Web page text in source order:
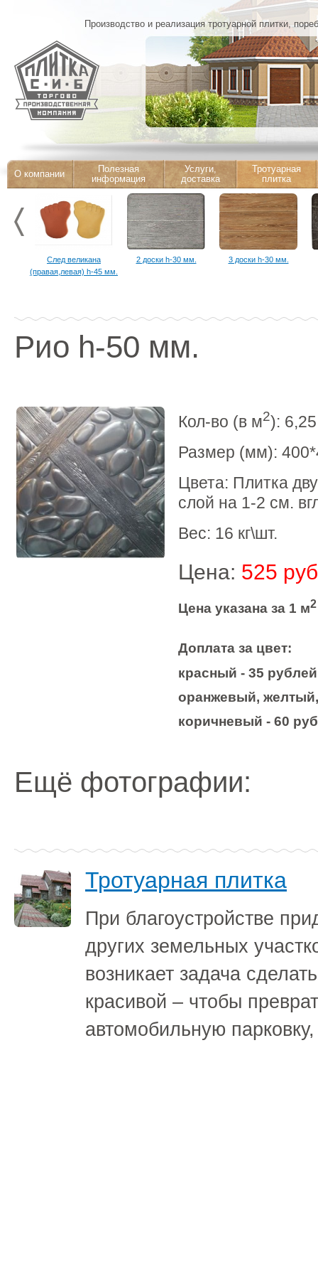
Производство и реализация тротуарной плитки,
О компании
Полезная
информация
Услуги,
доставка
Тротуарная
плитка
След великана
(правая,левая) h-45 мм.
2 доски h-30 мм. 3 доски h-30 мм.
Рио h-50 мм.
Кол-во (в м2):
Размер (мм):
Цвета: Плитка
слой на 1-2 см.
Вес: 16 кг\шт.
Цена: 525
Цена указана за 1 м2
Доплата за цвет:
красный - 35
оранжевый,
коричневый - 60
Ещё фотографии:
Тротуарная плитка
При благоустройстве
других земельных
возникает задача
красивой – чтобы
автомобильную